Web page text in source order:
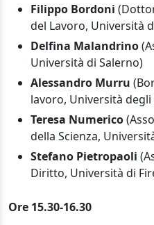
Filippo Bordoni
del Lavoro, Università
Delfina Malandrino
Università di Salerno)
Alessandro Murru
lavoro, Università
Teresa Numerico
della Scienza,
Stefano Pietropaoli
Diritto, Università di
Ore 15.30-16.30